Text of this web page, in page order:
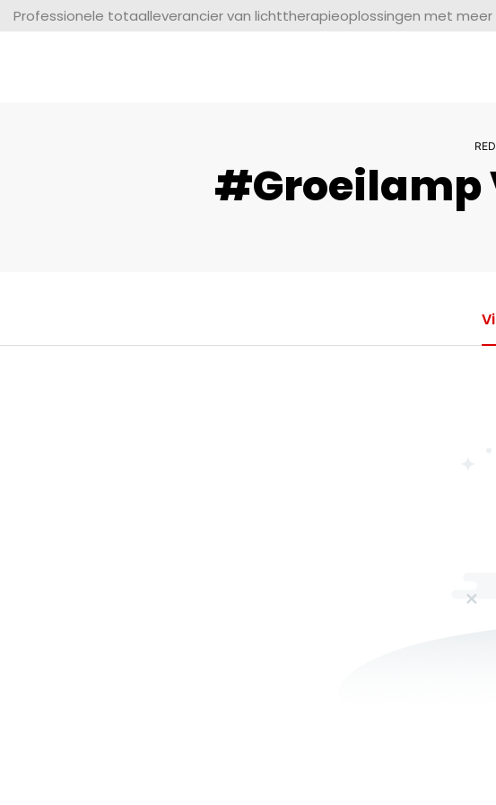
Professionele totaalleverancier van lichttherapieoplossingen met meer
#Groeilamp